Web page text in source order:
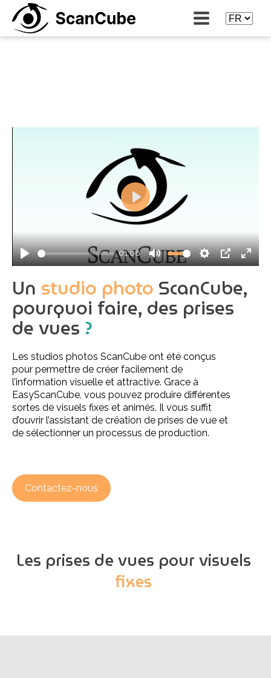
Un studio photo ScanCube,
pourquoi faire, des prises
de vues ?
Les studios photos ScanCube ont été conçus
pour permettre de créer facilement de
l’information visuelle et attractive. Grace à
EasyScanCube, vous pouvez produire différentes
sortes de visuels fixes et animés. Il vous suffit
d’ouvrir l’assistant de création de prises de vue et
de sélectionner un processus de production.
Contactez-nous
Play
01:08
Mute Settings
PIP Enter
Play
Les prises de vues pour visuels
fixes